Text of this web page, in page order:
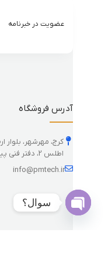
عضویت در خبرنامه
آدرس فروشگاه
کرج، مهرشهر، بلوار
اطلس 2، دفتر فنی پیام
info@pmtech.ir
سوال؟